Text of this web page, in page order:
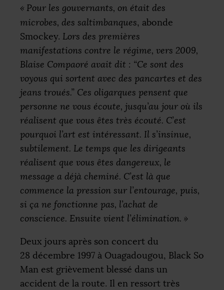
« Pour les gouvernants, on était des
microbes, des saltimbanques, abonde
Smockey. Lors des premières
manifestations contre le régime, vers 2009,
Blaise Compaoré avait dit : “Ce sont des
voyous qui sortent avec des pancartes et des
jeans troués.” Ces oligarques pensent que
personne ne vous écoute, jusqu’au jour où ils
réalisent que vous êtes très écouté. C’est
pourquoi l’art est intéressant. Il s’insinue,
subtilement. Le temps que les dirigeants
réalisent que vous êtes dangereux, le
message a déjà cheminé. C’est là que
commence la pression sur l’entourage, puis,
si ça ne fonctionne pas, l’achat de
conscience. Ensuite vient l’élimination. »
Deux jours après son concert du
28 décembre 1997 à Ouagadougou, Black So
Man est grièvement blessé dans un
accident de la route. Il en ressort très